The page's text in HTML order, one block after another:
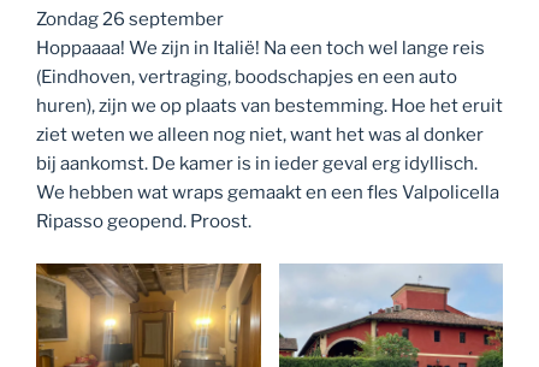
Zondag 26 september
Hoppaaaa! We zijn in Italië! Na een toch wel lange reis
(Eindhoven, vertraging, boodschapjes en een auto
huren), zijn we op plaats van bestemming. Hoe het eruit
ziet weten we alleen nog niet, want het was al donker
bij aankomst. De kamer is in ieder geval erg idyllisch.
We hebben wat wraps gemaakt en een fles Valpolicella
Ripasso geopend. Proost.